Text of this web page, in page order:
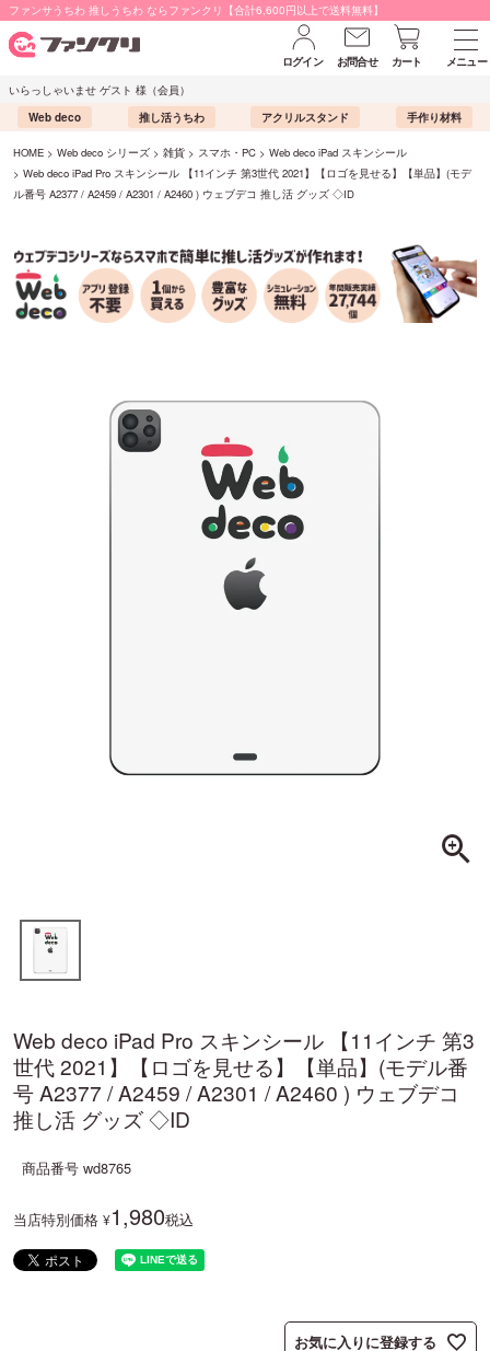
ファンサうちわ 推しうちわ ならファンクリ【合計6,600円以上で送料無料】
ログイン お問合せ カート
メニュー
いらっしゃいませ ゲスト 様（会員）
Web deco
推し活うちわ アクリルスタンド 手作り材料
HOME Web deco シリーズ 雑貨 スマホ・PC
Web deco iPad スキンシール
Web deco iPad Pro スキンシール 【11インチ 第3世代 2021】【ロゴを見せる】【単品】(モデ
ル番号 A2377 / A2459 / A2301 / A2460 ) ウェブデコ 推し活 グッズ ◇ID
Web deco iPad Pro スキンシール 【11インチ 第3
世代 2021】【ロゴを見せる】【単品】(モデル番
号 A2377 / A2459 / A2301 / A2460 ) ウェブデコ
推し活 グッズ ◇ID
商品番号 wd8765
当店特別価格 ¥1,980税込
お気に入りに登録する